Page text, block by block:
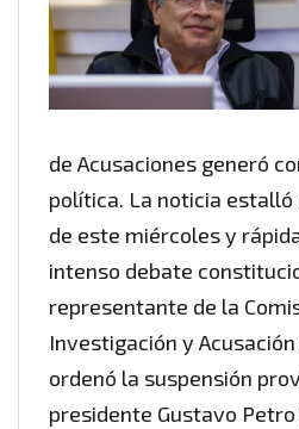
de Acusaciones generó
política. La noticia
de este miércoles y
intenso debate
representante de la
Investigación y
ordenó la suspensión
presidente Gustavo